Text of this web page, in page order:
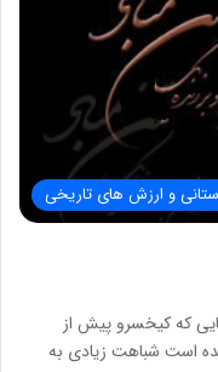
و ارزش های تاریخی
که کیخسرو پیش از
است شباهت زیادی به